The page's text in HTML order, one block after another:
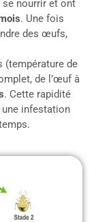
se nourrir et ont
. Une fois
des œufs,
(température de
de l’œuf à
. Cette rapidité
infestation